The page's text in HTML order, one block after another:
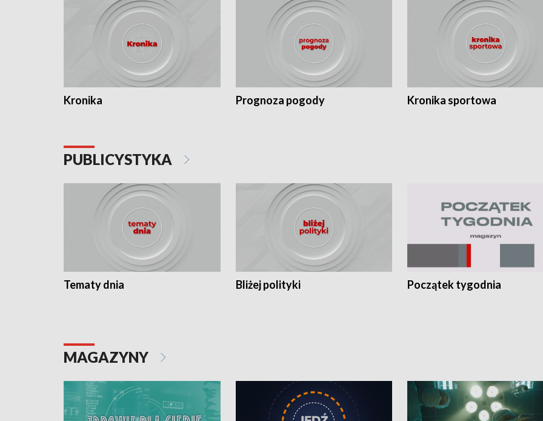
Kronika Prognoza pogody Kronika sportowa
PUBLICYSTYKA
Tematy dnia Bliżej polityki Początek tygodnia
MAGAZYNY